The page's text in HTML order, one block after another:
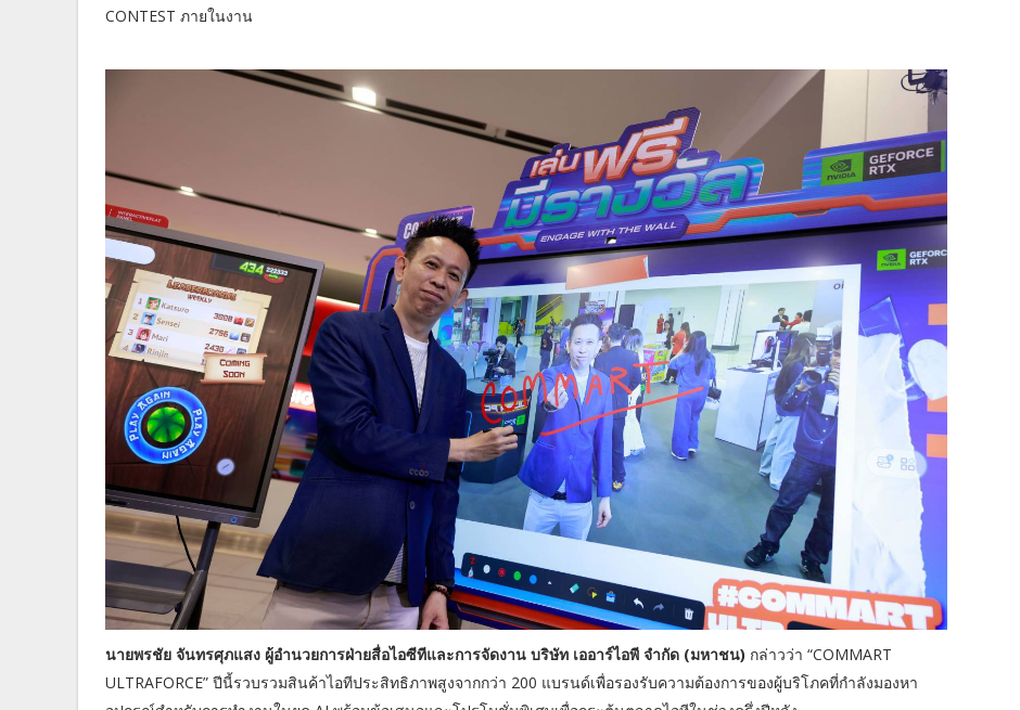
CONTEST ภายในงาน
นายพรชัย จันทรศุภแสง ผู้อำนวยการฝ่ายสื่อไอซีทีและการจัดงาน บริษัท เออาร์ไอพี จำกัด (มหาชน) กล่าวว่า “COMMART
ULTRAFORCE” ปีนี้รวบรวมสินค้าไอทีประสิทธิภาพสูงจากกว่า 200 แบรนด์เพื่อรองรับความต้องการของผู้บริโภคที่กำลังมองหา